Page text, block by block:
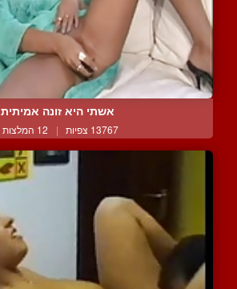
אשתי היא זונה אמיתית
13767 צפיות | 12 המלצות